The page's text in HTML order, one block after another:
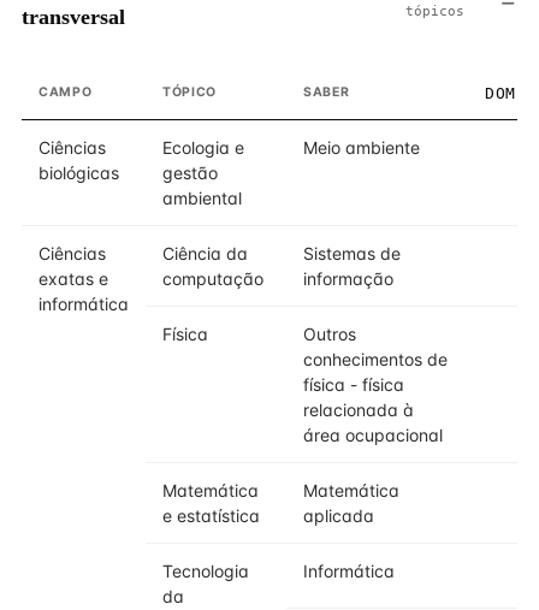
transversal
tópicos
CAMPO TÓPICO SABER
Ciências
biológicas
Ecologia e
gestão
ambiental
Meio ambiente
Ciências
exatas e
informática
Ciência da
computação
Sistemas de
informação
Física
Outros
conhecimentos de
física - física
relacionada à
área ocupacional
Matemática
e estatística
Matemática
aplicada
Tecnologia
da
Informática